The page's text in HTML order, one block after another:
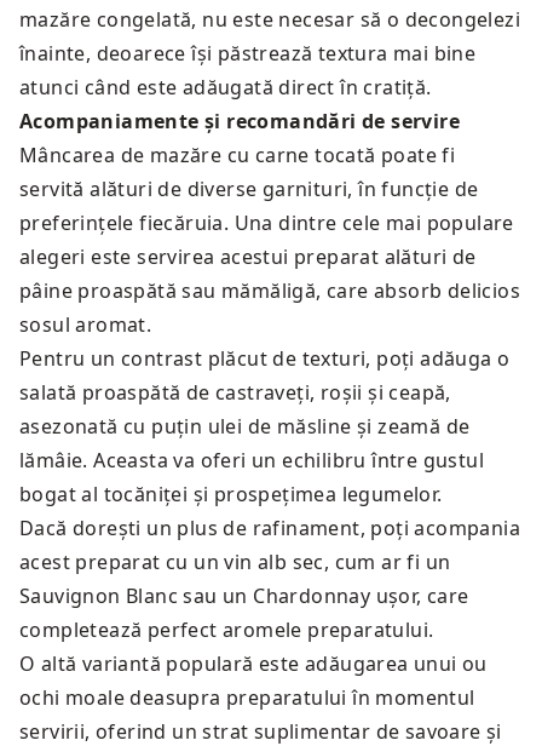
mazăre congelată, nu este necesar să o decongelezi
înainte, deoarece își păstrează textura mai bine
atunci când este adăugată direct în cratiță.
Acompaniamente și recomandări de servire
Mâncarea de mazăre cu carne tocată poate fi
servită alături de diverse garnituri, în funcție de
preferințele fiecăruia. Una dintre cele mai populare
alegeri este servirea acestui preparat alături de
pâine proaspătă sau mămăligă, care absorb delicios
sosul aromat.
Pentru un contrast plăcut de texturi, poți adăuga o
salată proaspătă de castraveți, roșii și ceapă,
asezonată cu puțin ulei de măsline și zeamă de
lămâie. Aceasta va oferi un echilibru între gustul
bogat al tocăniței și prospețimea legumelor.
Dacă dorești un plus de rafinament, poți acompania
acest preparat cu un vin alb sec, cum ar fi un
Sauvignon Blanc sau un Chardonnay ușor, care
completează perfect aromele preparatului.
O altă variantă populară este adăugarea unui ou
ochi moale deasupra preparatului în momentul
servirii, oferind un strat suplimentar de savoare și